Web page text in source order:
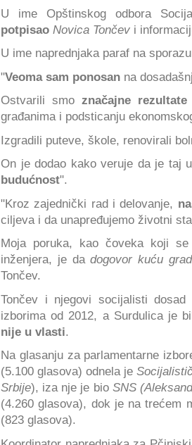
U ime Opštinskog odbora
potpisao Novica Tončev i
U ime naprednjaka paraf na
"Veoma sam ponosan na
Ostvarili smo značajne rezultate
građanima i podsticanju
Izgradili puteve, škole, renovirali
On je dodao kako veruje da je taj
budućnost".
"Kroz zajednički rad i delovanje,
ciljeva i da unapređujemo životni
Moja poruka, kao čoveka koji
inženjera, je dadogovor kuću
Tončev.
Tončev i njegovi socijalisti dosad
izborima od 2012, a Surdulica je
nije u vlasti.
Na glasanju za parlamentarne
(5.100 glasova) odnela je
Srbije), iza nje je bio SNS
(4.260 glasova), dok je na trećem
(823 glasova).